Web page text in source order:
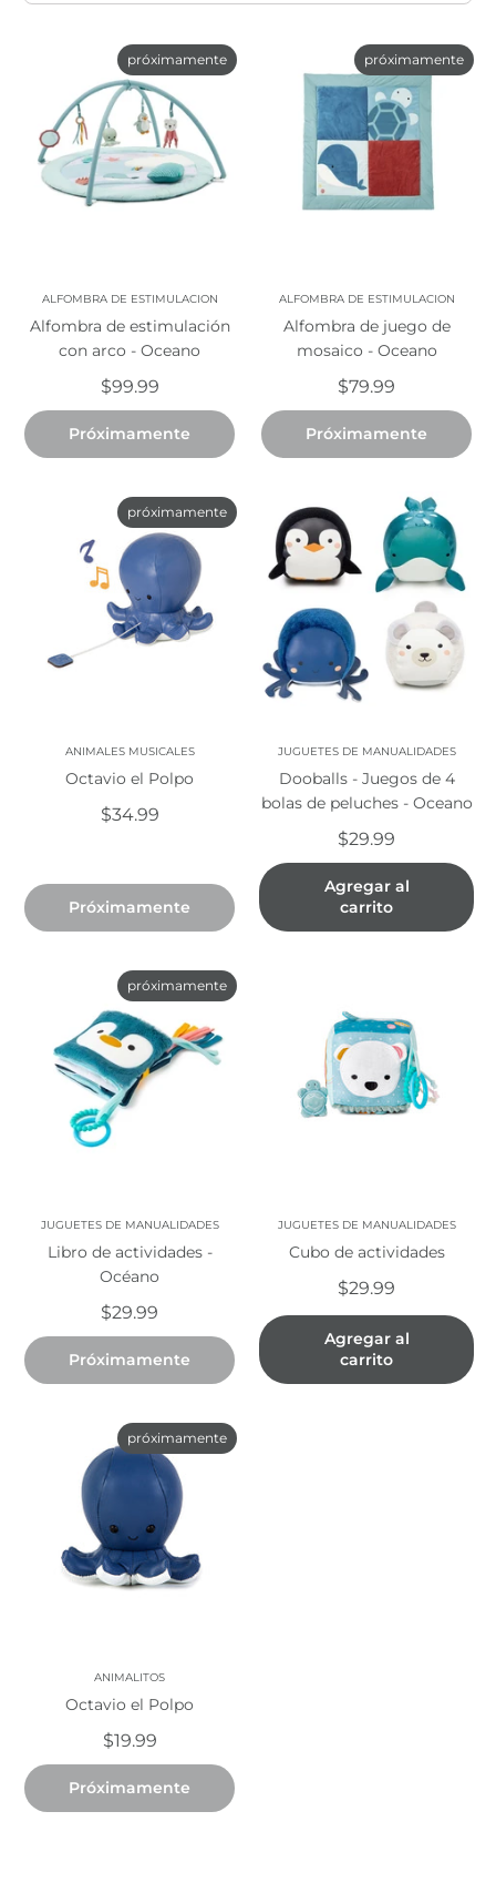
ALFOMBRA DE ESTIMULACION
Alfombra de estimulación
con arco - Oceano
$99.99
próximamente
Próximamente
ALFOMBRA DE ESTIMULACION
Alfombra de juego de
mosaico - Oceano
$79.99
próximamente
Próximamente
ANIMALES MUSICALES
Octavio el Polpo
$34.99
próximamente
Próximamente
JUGUETES DE MANUALIDADES
Dooballs - Juegos de 4
bolas de peluches - Oceano
$29.99
Agregar al
carrito
JUGUETES DE MANUALIDADES
Libro de actividades -
Océano
$29.99
próximamente
Próximamente
JUGUETES DE MANUALIDADES
Cubo de actividades
$29.99
Agregar al
carrito
ANIMALITOS
Octavio el Polpo
$19.99
próximamente
Próximamente